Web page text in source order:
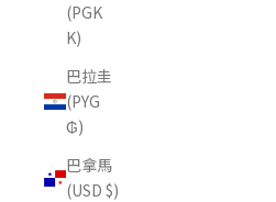
(PGK
K)
巴拉圭
(PYG
₲)
巴拿馬
(USD $)